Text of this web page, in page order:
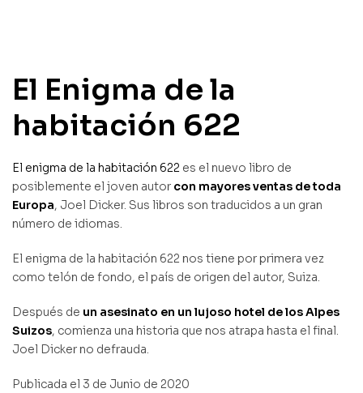
El Enigma de la
habitación 622
El enigma de la habitación 622 es el nuevo libro de
posiblemente el joven autor con mayores ventas de toda
Europa, Joel Dicker. Sus libros son traducidos a un gran
número de idiomas.
El enigma de la habitación 622 nos tiene por primera vez
como telón de fondo, el país de origen del autor, Suiza.
Después de un asesinato en un lujoso hotel de los Alpes
Suizos, comienza una historia que nos atrapa hasta el final.
Joel Dicker no defrauda.
Publicada el 3 de Junio de 2020